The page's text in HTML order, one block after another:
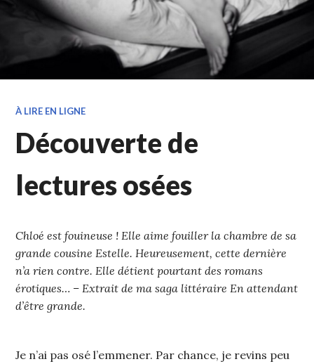
À LIRE EN LIGNE
Découverte de
lectures osées
Chloé est fouineuse ! Elle aime fouiller la chambre de sa
grande cousine Estelle. Heureusement, cette dernière
n’a rien contre. Elle détient pourtant des romans
érotiques… – Extrait de ma saga littéraire En attendant
d’être grande.
Je n’ai pas osé l’emmener. Par chance, je revins peu